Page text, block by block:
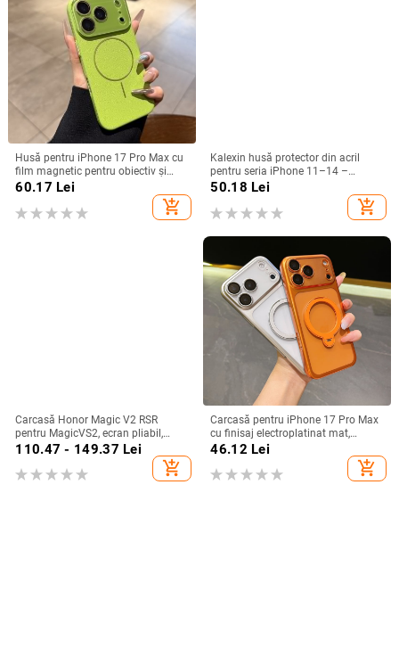
Husă pentru iPhone 17 Pro Max cu
film magnetic pentru obiectiv și
protecție completă, verde
60.17 Lei
add_shopping_cart
Kalexin husă protector din acril
pentru seria iPhone 11–14 –
rezistentă la uzură și la cădere,
personalizabilă, confecționată prin
turnare din plastic, stiluri
50.18 Lei
add_shopping_cart
Carcasă Honor Magic V2 RSR
pentru MagicVS2, ecran pliabil,
design Porsche, protecție anti-
110.47 - 149.37 Lei
add_shopping_cart
Carcasă pentru iPhone 17 Pro Max
cu finisaj electroplatinat mat,
magnetică, suport rotativ și
46.12 Lei
add_shopping_cart